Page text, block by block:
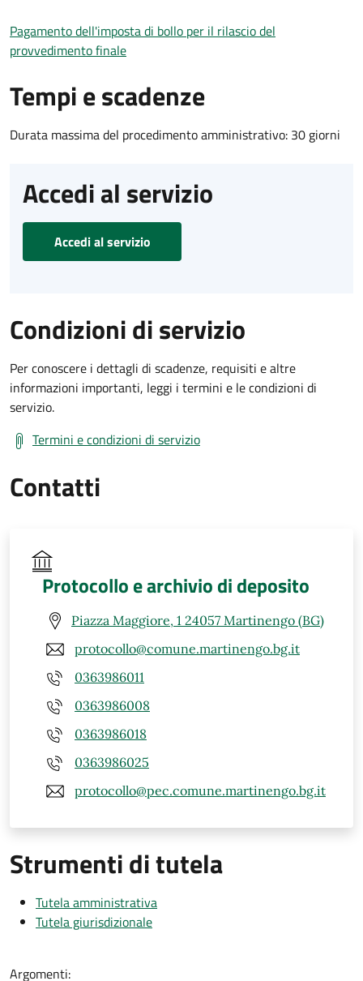
Pagamento dell'imposta di bollo per il rilascio del
provvedimento finale
Tempi e scadenze
Durata massima del procedimento amministrativo: 30 giorni
Accedi al servizio
Accedi al servizio
Condizioni di servizio
Per conoscere i dettagli di scadenze, requisiti e altre
informazioni importanti, leggi i termini e le condizioni di
servizio.
Termini e condizioni di servizio
Contatti
Protocollo e archivio di deposito
Piazza Maggiore, 1 24057 Martinengo (BG)
protocollo@comune.martinengo.bg.it
0363986011
0363986008
0363986018
0363986025
protocollo@pec.comune.martinengo.bg.it
Strumenti di tutela
Tutela amministrativa
Tutela giurisdizionale
Argomenti: